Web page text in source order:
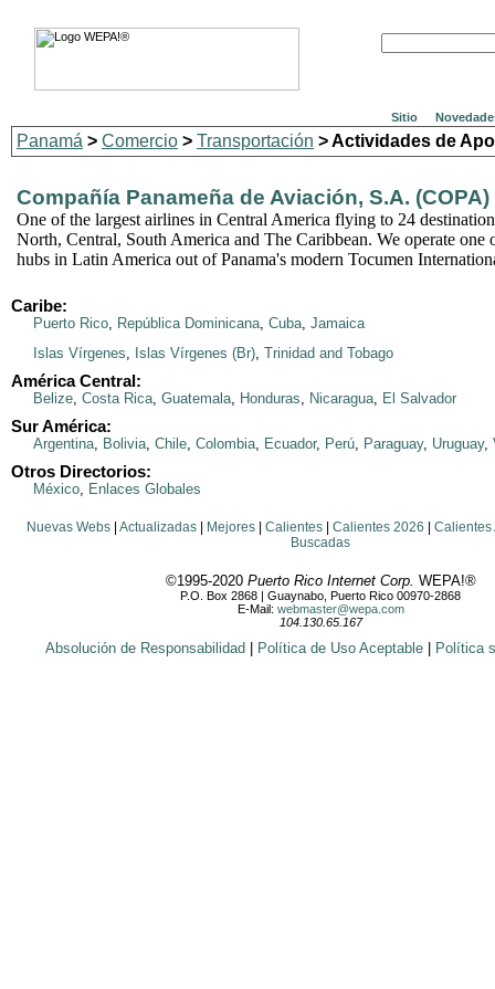
Sitio
Panamá > Comercio > Transportación > Actividades de
Compañía Panameña de Aviación, S.A. (COPA)
One of the largest airlines in Central America flying to 24
North, Central, South America and The Caribbean. We operate one
hubs in Latin America out of Panama's modern Tocumen
Caribe:
Puerto Rico, República Dominicana, Cuba, Jamaica
Islas Vírgenes, Islas Vírgenes (Br), Trinidad and Tobago
América Central:
Belize, Costa Rica, Guatemala, Honduras, Nicaragua, El Salvador
Sur América:
Argentina, Bolivia, Chile, Colombia, Ecuador, Perú, Paraguay, Uruguay,
Otros Directorios:
México, Enlaces Globales
Nuevas Webs| Actualizadas| Mejores| Calientes| Calientes 2026
Calientes
Buscadas
©1995-2020 Puerto Rico Internet Corp. WEPA!®
P.O. Box 2868 | Guaynabo, Puerto Rico 00970-2868
E-Mail: webmaster@wepa.com
104.130.65.167
Absolución de Responsabilidad Política de Uso Aceptable Política